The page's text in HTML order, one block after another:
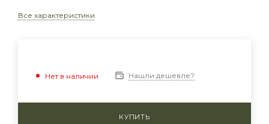
Все характеристики
Нет в наличии Нашли дешевле?
КУПИТЬ